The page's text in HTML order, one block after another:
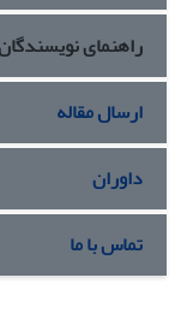
راهنمای
ارسال مقاله
داوران
تماس با ما